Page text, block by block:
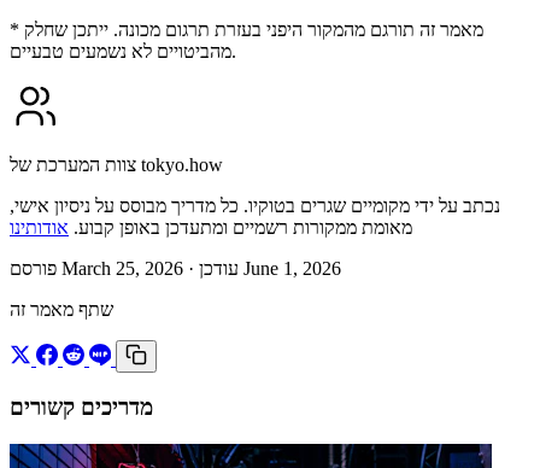
* מאמר זה תורגם מהמקור היפני בעזרת תרגום מכונה. ייתכן שחלק
מהביטויים לא נשמעים טבעיים.
צוות המערכת של tokyo.how
נכתב על ידי מקומיים שגרים בטוקיו. כל מדריך מבוסס על ניסיון אישי,
מאומת ממקורות רשמיים ומתעדכן באופן קבוע. אודותינו
פורסם March 25, 2026
· עודכן June 1, 2026
שתף מאמר זה
מדריכים קשורים